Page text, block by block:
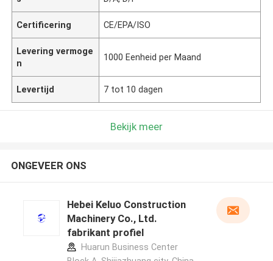
Certificering CE/EPA/ISO
Levering vermoge
n
1000 Eenheid per Maand
Levertijd 7 tot 10 dagen
Bekijk meer
ONGEVEER ONS
Hebei Keluo Construction
Machinery Co., Ltd.
fabrikant profiel
Huarun Business Center